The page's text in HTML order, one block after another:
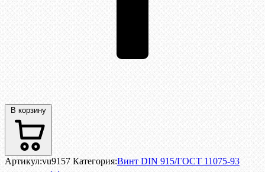
В корзину
Артикул:vu9157 Категория:Винт DIN 915/ГОСТ 11075-93